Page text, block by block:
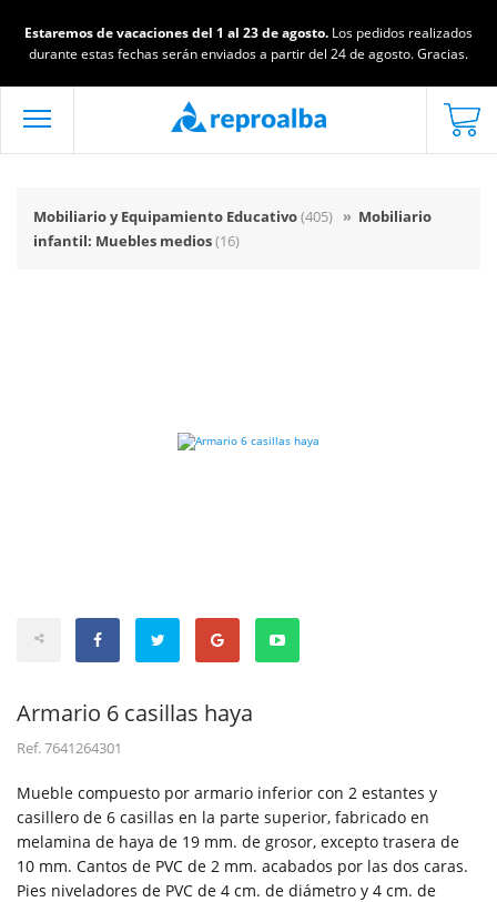
Estaremos de vacaciones del 1 al 23 de agosto. Los pedidos realizados
durante estas fechas serán enviados a partir del 24 de agosto. Gracias.
Mobiliario y Equipamiento Educativo(405) » Mobiliario
infantil: Muebles medios(16)
Armario 6 casillas haya
Ref.7641264301
Mueble compuesto por armario inferior con 2 estantes y
casillero de 6 casillas en la parte superior, fabricado en
melamina de haya de 19 mm. de grosor, excepto trasera de
10 mm. Cantos de PVC de 2 mm. acabados por las dos caras.
Pies niveladores de PVC de 4 cm. de diámetro y 4 cm. de